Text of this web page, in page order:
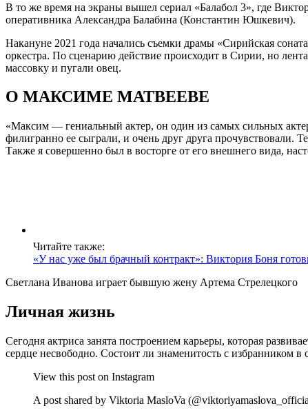
В то же время на экраны вышел сериал «Балабол 3», где
оперативника Александра Балабина (Константин Юшкевич).
Накануне 2021 года начались съемки драмы «Сирийская
оркестра. По сценарию действие происходит в Сирии, но
массовку и пугали овец.
О МАКСИМЕ МАТВЕЕВЕ
«Максим — гениальный актер, он один из самых сильных
филигранно ее сыграли, и очень друг друга прочувствовали.
Также я совершенно был в восторге от его внешнего вида,
Читайте также:
«У нас уже был брачный контракт»: Виктория Боня
Светлана Иванова играет бывшую жену Артема Стрелецкого
Личная жизнь
Сегодня актриса занята построением карьеры, которая
сердце несвободно. Состоит ли знаменитость с избранником
View this post on Instagram
A post shared by Viktoria MasloVa